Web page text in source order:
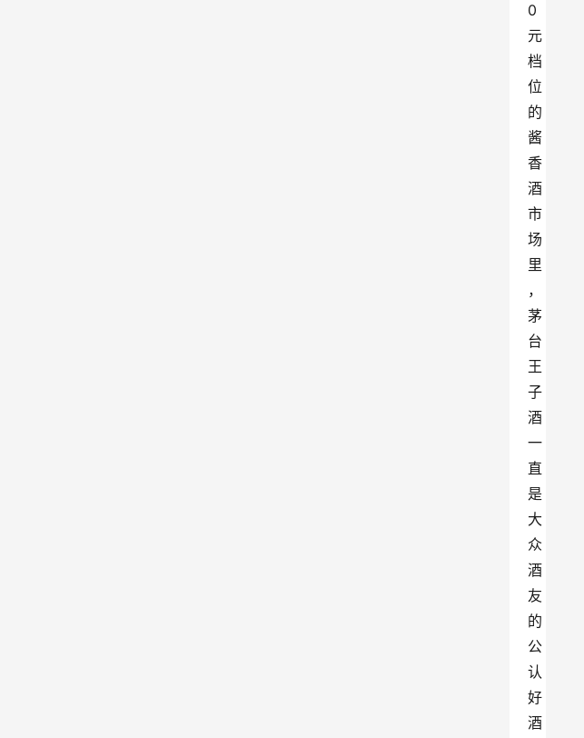
0
元
档
位
的
酱
香
酒
市
场
里
，
茅
台
王
子
酒
一
直
是
大
众
酒
友
的
公
认
好
酒